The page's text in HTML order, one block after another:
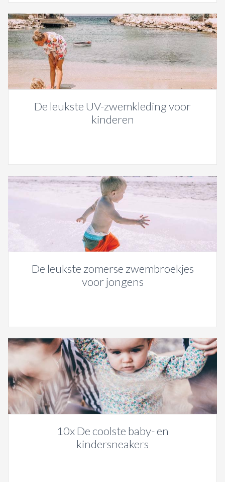
De leukste UV-zwemkleding voor
kinderen
De leukste zomerse zwembroekjes
voor jongens
10x De coolste baby- en
kindersneakers